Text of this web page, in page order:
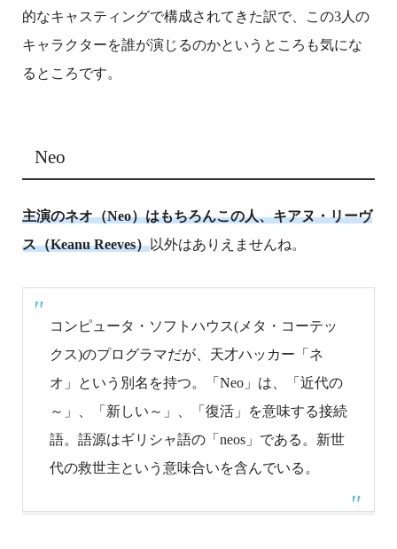
的なキャスティングで構成されてきた訳で、この3人の
キャラクターを誰が演じるのかというところも気にな
るところです。
Neo
主演のネオ（Neo）はもちろんこの人、キアヌ・リーヴ
ス（Keanu Reeves）以外はありえませんね。
コンピュータ・ソフトハウス(メタ・コーテッ
クス)のプログラマだが、天才ハッカー「ネ
オ」という別名を持つ。「Neo」は、「近代の
～」、「新しい～」、「復活」を意味する接続
語。語源はギリシャ語の「neos」である。新世
代の救世主という意味合いを含んでいる。